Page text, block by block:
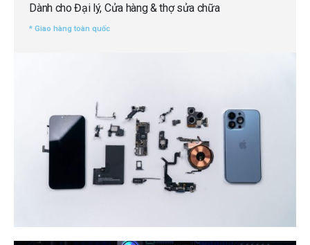
Dành cho Đại lý, Cửa hàng & thợ sửa chữa
* Giao hàng toàn quốc